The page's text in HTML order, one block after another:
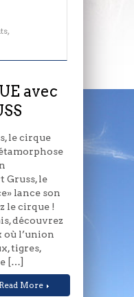
,
avec
le cirque
Gruss, le
lance son
le cirque !
découvrez
où l’union
tigres,
[…]
Read More